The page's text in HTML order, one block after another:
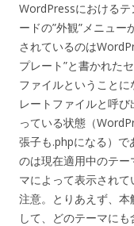
WordPressにおける
ードの”外観”メニュー
されているのは
プレート”と書かれた
ファイルということ
レートファイルと呼
っている状態（
張子も.phpになる）で
のは現在適用中のテ
マによって表示され
注意。とりあえず、
して、どのテーマに